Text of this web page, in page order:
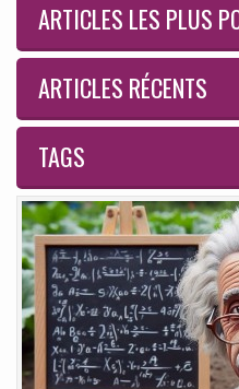
ARTICLES LES PLUS
ARTICLES RÉCENTS
TAGS